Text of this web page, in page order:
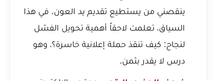
ينقصني من يستطيع تقديم يد العون. في هذا
السياق، تعلمت لاحقاً أهمية تحويل الفشل
لنجاح: كيف تنقذ حملة إعلانية خاسرة؟، وهو
درس لا يقدر بثمن.